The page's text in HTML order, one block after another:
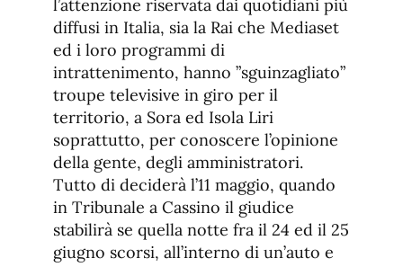
l’attenzione riservata dai quotidiani più
diffusi in Italia, sia la Rai che Mediaset
ed i loro programmi di
intrattenimento, hanno ”sguinzagliato”
troupe televisive in giro per il
territorio, a Sora ed Isola Liri
soprattutto, per conoscere l’opinione
della gente, degli amministratori.
Tutto di deciderà l’11 maggio, quando
in Tribunale a Cassino il giudice
stabilirà se quella notte fra il 24 ed il 25
giugno scorsi, all’interno di un’auto e